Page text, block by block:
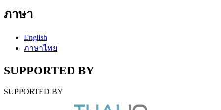
ภาษา
English
ภาษาไทย
SUPPORTED BY
SUPPORTED BY